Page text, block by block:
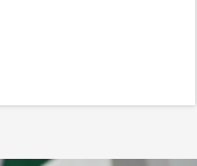
cela fait 600